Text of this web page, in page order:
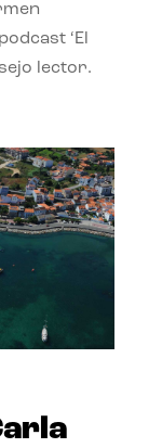
‘El
lector.